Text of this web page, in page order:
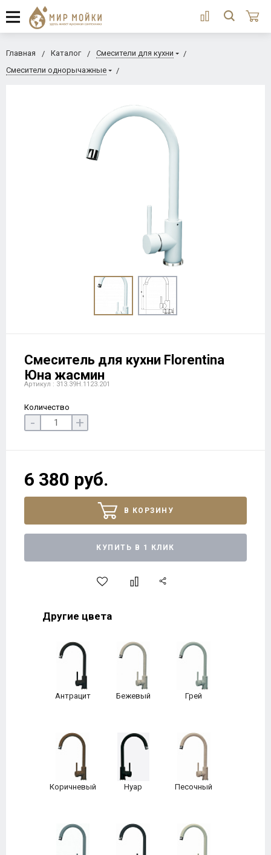
Главная Каталог
Смесители для кухни
Смесители однорычажные
Смеситель для кухни Florentina
Юна жасмин
Артикул : 313.39H.1123.201
Количество
- +
6 380 руб.
В КОРЗИНУ
КУПИТЬ В 1 КЛИК
Другие цвета
Антрацит Бежевый Грей
Коричневый Нуар Песочный